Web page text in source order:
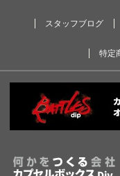
スタッフブログ
特定